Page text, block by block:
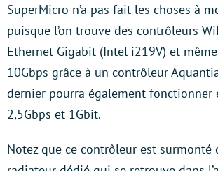
SuperMicro n’a pas fait les choses à
puisque l’on trouve des contrôleurs
Ethernet Gigabit (Intel i219V) et
10Gbps grâce à un contrôleur
dernier pourra également fonctionner
2,5Gbps et 1Gbit.
Notez que ce contrôleur est surmonté